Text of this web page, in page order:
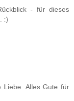
- für dieses
:)
Liebe. Alles Gute für